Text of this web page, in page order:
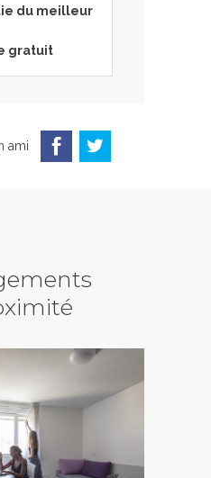
du meilleur
gratuit
ami